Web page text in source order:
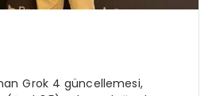
Grok 4 güncellemesi,